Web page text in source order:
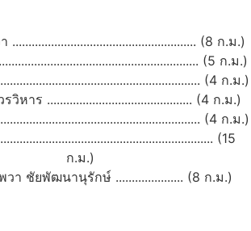
(8 ก.ม.)
(5 ก.ม.)
(4 ก.ม.)
วิหาร ............................................. (4 ก.ม.)
(4 ก.ม.)
(15
ก.ม.)
วา ชัยพัฒนานุรักษ์ ..................... (8 ก.ม.)